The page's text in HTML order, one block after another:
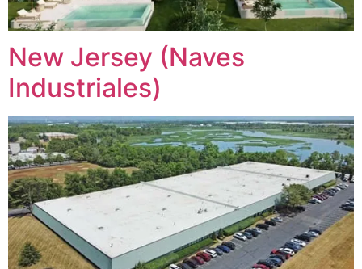
New Jersey (Naves
Industriales)